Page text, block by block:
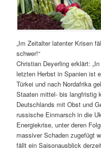
„Im Zeitalter latenter Krisen
schwer!“
Christian Deyerling erklärt:
letzten Herbst in Spanien ist
Türkei und nach Nordafrika
Staaten mittel- bis langfristig
Deutschlands mit Obst und
russische Einmarsch in die
Energiekrise, unter deren
massiver Schaden zugefügt
fällt ein Saisonausblick